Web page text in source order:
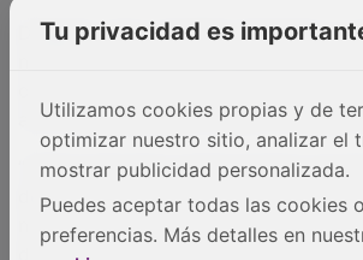
Guadalajara acoge el
Tu privacidad es
Utilizamos cookies propias y de
optimizar nuestro sitio, analizar el
mostrar publicidad personalizada.
Puedes aceptar todas las cookies
preferencias. Más detalles en